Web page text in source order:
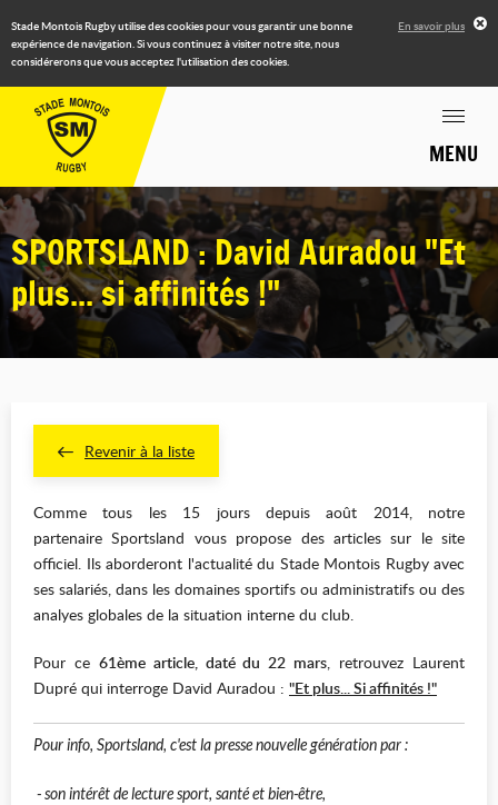
Stade Montois Rugby utilise des cookies pour vous garantir une bonne
expérience de navigation. Si vous continuez à visiter notre site, nous
considérerons que vous acceptez l'utilisation des cookies.
En savoir plus
MENU
SPORTSLAND : David Auradou "Et
plus... si affinités !"
Revenir à la liste
Comme tous les 15 jours depuis août 2014, notre
partenaire Sportsland vous propose des articles sur le site
officiel. Ils aborderont l'actualité du Stade Montois Rugby avec
ses salariés, dans les domaines sportifs ou administratifs ou des
analyes globales de la situation interne du club.
Pour ce 61ème article, daté du 22 mars, retrouvez Laurent
Dupré qui interroge David Auradou : "Et plus... Si affinités !"
Pour info, Sportsland, c'est la presse nouvelle génération par :
- son intérêt de lecture sport, santé et bien-être,